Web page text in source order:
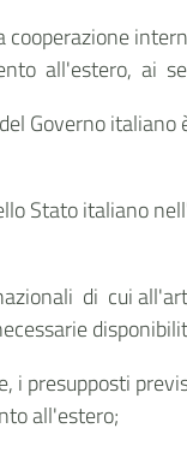
all'estero, ai
Governo
Stato italiano
di cui
i presupposti
all'estero;